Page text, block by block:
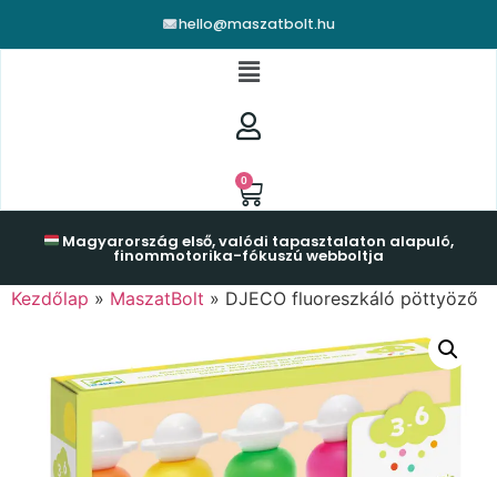
hello@maszatbolt.hu
0
Magyarország első, valódi tapasztalaton alapuló,
finommotorika-fókuszú webboltja
Kezdőlap » MaszatBolt » DJECO fluoreszkáló pöttyöző